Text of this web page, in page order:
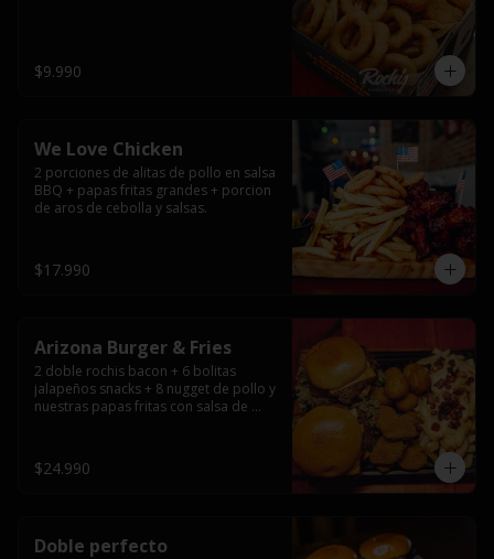
$9.990
We Love Chicken
2 porciones de alitas de pollo en salsa
BBQ + papas fritas grandes + porcion
de aros de cebolla y salsas.
$17.990
Arizona Burger & Fries
2 doble rochis bacon + 6 bolitas
jalapeños snacks + 8 nugget de pollo y
nuestras papas fritas con salsa de
$24.990
Doble perfecto